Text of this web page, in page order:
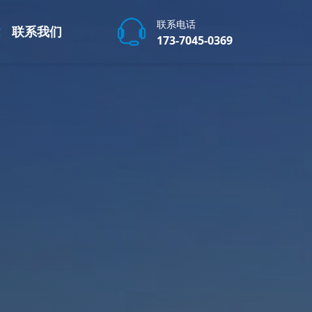
联系我们 联系电话
173-7045-0369